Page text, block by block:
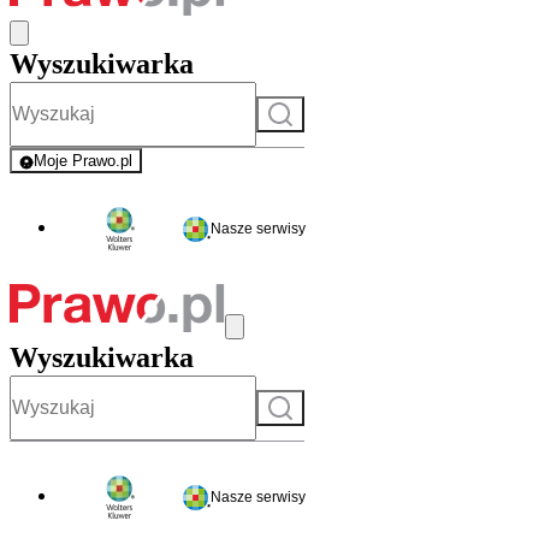
Wyszukiwarka
Szukaj
Moje Prawo.pl
- rejestracja i logowanie do serwisu
Nasze serwisy
Wyszukiwarka
Szukaj
Nasze serwisy